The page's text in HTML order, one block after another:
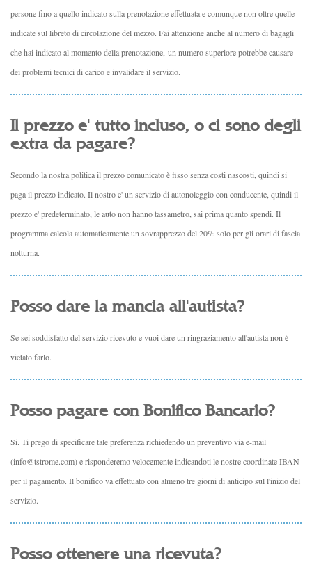
persone fino a quello indicato sulla prenotazione effettuata e comunque non oltre quelle
indicate sul libreto di circolazione del mezzo. Fai attenzione anche al numero di bagagli
che hai indicato al momento della prenotazione, un numero superiore potrebbe causare
dei problemi tecnici di carico e invalidare il servizio.
Il prezzo e' tutto incluso, o ci sono degli
extra da pagare?
Secondo la nostra politica il prezzo comunicato è fisso senza costi nascosti, quindi si
paga il prezzo indicato. Il nostro e' un servizio di autonoleggio con conducente, quindi il
prezzo e' predeterminato, le auto non hanno tassametro, sai prima quanto spendi. Il
programma calcola automaticamente un sovrapprezzo del 20% solo per gli orari di fascia
notturna.
Posso dare la mancia all'autista?
Se sei soddisfatto del servizio ricevuto e vuoi dare un ringraziamento all'autista non è
vietato farlo.
Posso pagare con Bonifico Bancario?
Si. Ti prego di specificare tale preferenza richiedendo un preventivo via e-mail
(info@tstrome.com)e risponderemo velocemente indicandoti le nostre coordinate IBAN
per il pagamento. Il bonifico va effettuato con almeno tre giorni di anticipo sul l'inizio del
servizio.
Posso ottenere una ricevuta?